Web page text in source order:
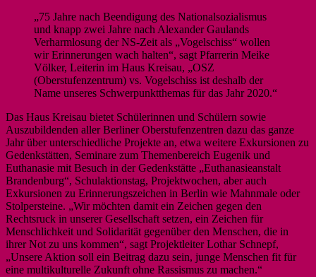
„75 Jahre nach Beendigung des Nationalsozialismus
und knapp zwei Jahre nach Alexander Gaulands
Verharmlosung der NS-Zeit als „Vogelschiss“ wollen
wir Erinnerungen wach halten“, sagt Pfarrerin Meike
Völker, Leiterin im Haus Kreisau, „OSZ
(Oberstufenzentrum) vs. Vogelschiss ist deshalb der
Name unseres Schwerpunktthemas für das Jahr 2020.“
Das Haus Kreisau bietet Schülerinnen und Schülern sowie
Auszubildenden aller Berliner Oberstufenzentren dazu das ganze
Jahr über unterschiedliche Projekte an, etwa weitere Exkursionen zu
Gedenkstätten, Seminare zum Themenbereich Eugenik und
Euthanasie mit Besuch in der Gedenkstätte „Euthanasieanstalt
Brandenburg“, Schulaktionstag, Projektwochen, aber auch
Exkursionen zu Erinnerungszeichen in Berlin wie Mahnmale oder
Stolpersteine. „Wir möchten damit ein Zeichen gegen den
Rechtsruck in unserer Gesellschaft setzen, ein Zeichen für
Menschlichkeit und Solidarität gegenüber den Menschen, die in
ihrer Not zu uns kommen“, sagt Projektleiter Lothar Schnepf,
„Unsere Aktion soll ein Beitrag dazu sein, junge Menschen fit für
eine multikulturelle Zukunft ohne Rassismus zu machen.“